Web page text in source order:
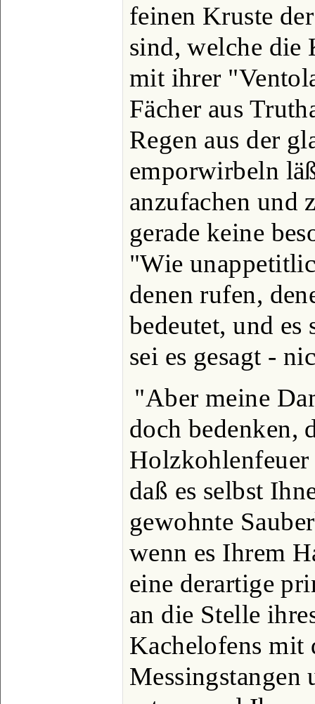
feinen Kruste
sind, welche die
mit ihrer
Fächer aus
Regen aus der
emporwirbeln
anzufachen und
gerade keine
"Wie
denen rufen,
bedeutet, und
sei es gesagt -
"Aber meine
doch bedenken,
daß es selbst
gewohnte
wenn es Ihrem
eine derartige
an die Stelle
Kachelofens mit
Messingstangen